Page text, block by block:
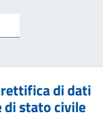
di dati
di stato civile